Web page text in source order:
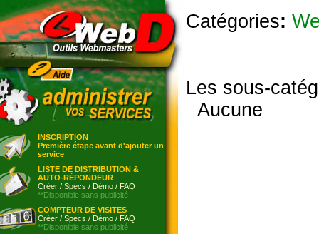
INSCRIPTION
Première étape avant d'ajouter un
service
LISTE DE DISTRIBUTION &
AUTO-RÉPONDEUR
Créer / Specs / Démo / FAQ
**Disponible sans publicité
COMPTEUR DE VISITES
Créer / Specs / Démo / FAQ
**Disponible sans publicité
Catégories:
Les sous-
Aucune